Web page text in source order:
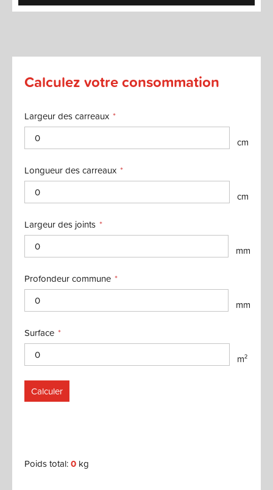
Calculez votre consommation
Largeur des carreaux
cm
Longueur des carreaux
cm
Largeur des joints
mm
Profondeur commune
mm
Surface
m²
Calculer
Poids total:0 kg